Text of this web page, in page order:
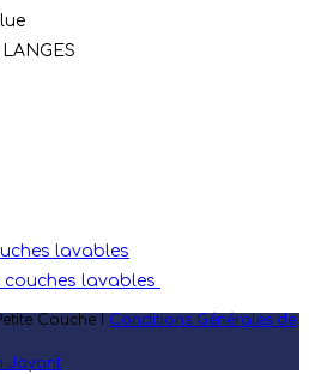
lavables
lavables
Couche I Conditions Générales de
Jayant